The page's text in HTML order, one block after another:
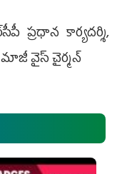
ప్రధాన కార్యదర్శి,
మాజీ వైస్ చైర్మన్